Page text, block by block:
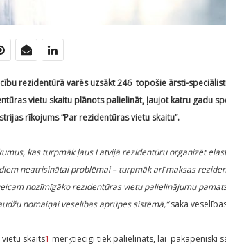
rezidentūrā varēs uzsākt 246 topošie ārsti-
vietu skaitu plānots palielināt, ļaujot katru gadu
rīkojums “Par rezidentūras vietu skaitu”.
kas turpmāk ļaus Latvijā rezidentūru organizēt
neatrisinātai problēmai – turpmāk arī maksas
nozīmīgāko rezidentūras vietu palielinājumu
nomaiņai veselības aprūpes sistēmā,”saka
skaits1 mērķtiecīgi tiek palielināts, lai pakāpeniski